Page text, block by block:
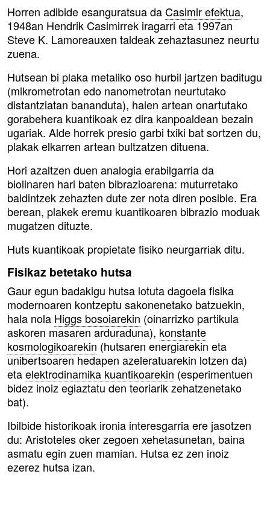
Horren adibide esanguratsua daCasimir efektua,
1948an Hendrik Casimirrek iragarri eta 1997an
Steve K. Lamoreauxen taldeak zehaztasunez neurtu
zuena.
Hutsean bi plaka metaliko oso hurbil jartzen baditugu
(mikrometrotan edo nanometrotan neurtutako
distantziatan bananduta), haien artean onartutako
gorabehera kuantikoak ez dira kanpoaldean bezain
ugariak. Alde horrek presio garbi txiki bat sortzen du,
plakak elkarren artean bultzatzen dituena.
Hori azaltzen duen analogia erabilgarria da
biolinaren hari baten bibrazioarena: muturretako
baldintzek zehazten dute zer nota diren posible. Era
berean, plakek eremu kuantikoaren bibrazio moduak
mugatzen dituzte.
Huts kuantikoak propietate fisiko neurgarriak ditu.
Fisikaz betetako hutsa
Gaur egun badakigu hutsa lotuta dagoela fisika
modernoaren kontzeptu sakonenetako batzuekin,
hala nola Higgs bosoiarekin (oinarrizko partikula
askoren masaren arduraduna), konstante
kosmologikoarekin (hutsaren energiarekin eta
unibertsoaren hedapen azeleratuarekin lotzen da)
etaelektrodinamika kuantikoarekin (esperimentuen
bidez inoiz egiaztatu den teoriarik zehatzenetako
bat).
Ibilbide historikoak ironia interesgarria ere jasotzen
du: Aristoteles oker zegoen xehetasunetan, baina
asmatu egin zuen mamian. Hutsa ez zen inoiz
ezerez hutsa izan.